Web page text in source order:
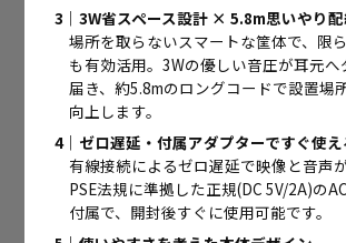
3｜3W省スペース設計 × 5.8m思いやり
場所を取らないスマートな筐体で、限
も有効活用。3Wの優しい音圧が耳元へ
届き、約5.8mのロングコードで設置場
向上します。
4｜ゼロ遅延・付属アダプターですぐ使え
有線接続によるゼロ遅延で映像と音声
PSE法規に準拠した正規(DC 5V/2A)の
付属で、開封後すぐに使用可能です。